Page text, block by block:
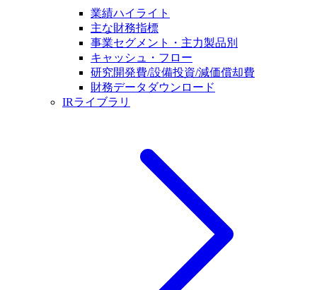
業績ハイライト
主な財務指標
事業セグメント・主力製品別
キャッシュ・フロー
研究開発費/設備投資/減価償却費
財務データダウンロード
IRライブラリ